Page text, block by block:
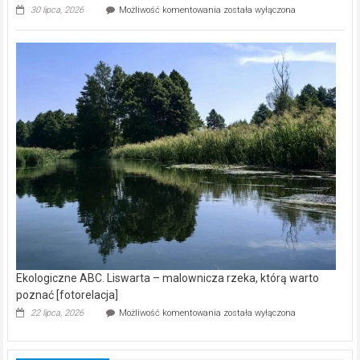
30 lipca, 2026 Możliwość komentowania Ekologiczne
kamerą
wśród
została wyłączona
Ekologiczne ABC. Liswarta – malownicza rzeka, którą warto
poznać [fotorelacja]
22 lipca, 2026 Możliwość komentowania Ekologiczne
–
została wyłączona